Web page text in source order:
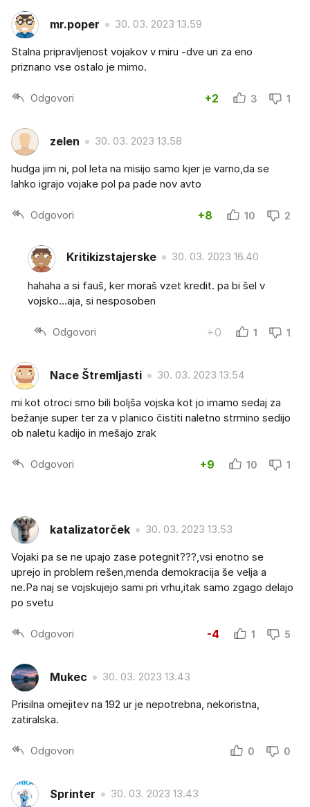
mr.poper 30. 03. 2023 13.59
Stalna pripravljenost vojakov v miru -dve uri za eno
priznano vse ostalo je mimo.
Odgovori +2 3 1
zelen 30. 03. 2023 13.58
hudga jim ni, pol leta na misijo samo kjer je varno,da se
lahko igrajo vojake pol pa pade nov avto
Odgovori +8 10 2
Kritikizstajerske 30. 03. 2023 16.40
hahaha a si fauš, ker moraš vzet kredit. pa bi šel v
vojsko…aja, si nesposoben
Odgovori +0 1 1
Nace Štremljasti 30. 03. 2023 13.54
mi kot otroci smo bili boljša vojska kot jo imamo sedaj za
bežanje super ter za v planico čistiti naletno strmino sedijo
ob naletu kadijo in mešajo zrak
Odgovori +9 10 1
katalizatorček 30. 03. 2023 13.53
Vojaki pa se ne upajo zase potegnit???,vsi enotno se
uprejo in problem rešen,menda demokracija še velja a
ne.Pa naj se vojskujejo sami pri vrhu,itak samo zgago delajo
po svetu
Odgovori -4 1 5
Mukec 30. 03. 2023 13.43
Prisilna omejitev na 192 ur je nepotrebna, nekoristna,
zatiralska.
Odgovori 0 0
Sprinter 30. 03. 2023 13.43